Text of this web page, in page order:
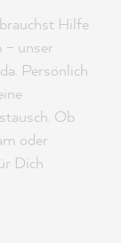
Hilfe
unser
Persönlich
Ob
oder
Dich